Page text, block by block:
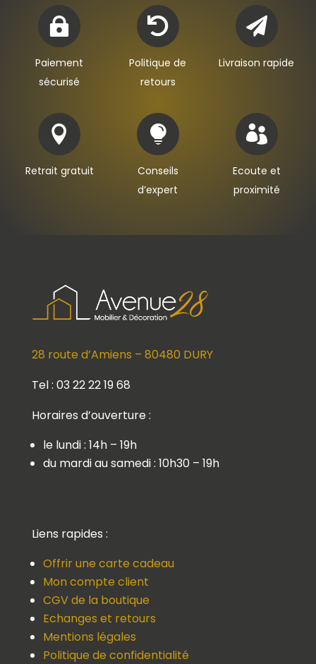

Paiement
sécurisé

Politique de
retours

Livraison rapide

Retrait gratuit

Conseils
d’expert

Ecoute et
proximité
28 route d’Amiens – 80480 DURY
Tel : 03 22 22 19 68
Horaires d’ouverture :
le lundi : 14h – 19h
du mardi au samedi : 10h30 – 19h
Liens rapides :
Offrir une carte cadeau
Mon compte client
CGV de la boutique
Echanges et retours
Mentions légales
Politique de confidentialité